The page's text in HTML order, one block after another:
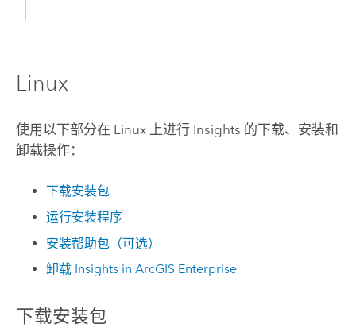
Linux
使用以下部分在 Linux上进行 Insights 的下载、安装和
卸载操作：
下载安装包
运行安装程序
安装帮助包（可选）
卸载 Insights in ArcGIS Enterprise
下载安装包